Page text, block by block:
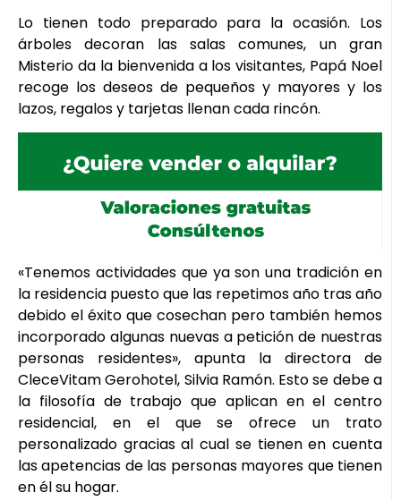
Lo tienen todo preparado para la ocasión. Los
árboles decoran las salas comunes, un gran
Misterio da la bienvenida a los visitantes, Papá Noel
recoge los deseos de pequeños y mayores y los
lazos, regalos y tarjetas llenan cada rincón.
«Tenemos actividades que ya son una tradición en
la residencia puesto que las repetimos año tras año
debido el éxito que cosechan pero también hemos
incorporado algunas nuevas a petición de nuestras
personas residentes», apunta la directora de
CleceVitam Gerohotel, Silvia Ramón. Esto se debe a
la filosofía de trabajo que aplican en el centro
residencial, en el que se ofrece un trato
personalizado gracias al cual se tienen en cuenta
las apetencias de las personas mayores que tienen
en él su hogar.